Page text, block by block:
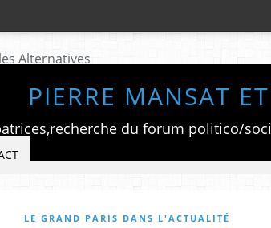
PIERRE MANSAT
LE GRAND PARIS DANS L'ACTUALITÉ